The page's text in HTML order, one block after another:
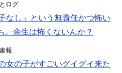
ログ
なし」という無責任かつ怖い
。余生は怖くないんか？
報
女の子がすごいグイグイ来た